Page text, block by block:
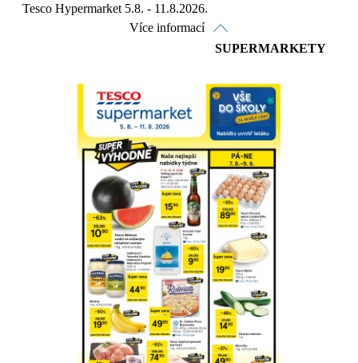
Tesco Hypermarket 5.8. - 11.8.2026.
Více informací
Prohlédnout on-line
Stáhnout
Detaily o platnosti
SUPERMARKETY